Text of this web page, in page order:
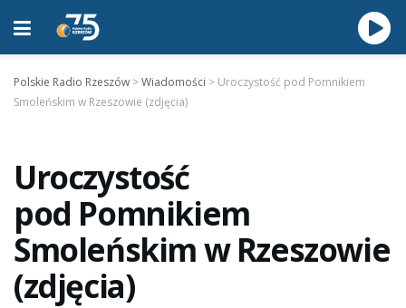
Polskie Radio Rzeszów >Wiadomości > Uroczystość pod Pomnikiem
Smoleńskim w Rzeszowie (zdjęcia)
Uroczystość
pod Pomnikiem
Smoleńskim w Rzeszowie
(zdjęcia)